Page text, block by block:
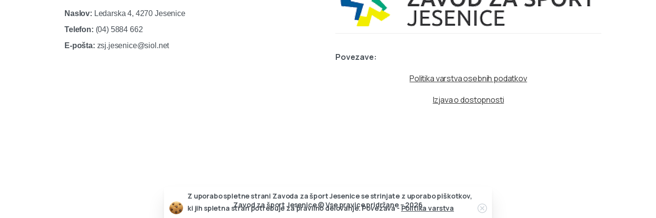
Naslov: Ledarska 4, 4270 Jesenice
Telefon: (04) 5884 662
E-pošta: zsj.jesenice@siol.net
Povezave:
Politika varstva osebnih podatkov
Izjava o dostopnosti
Zavod za šport Jesenice © Vse pravice pridržane – 2026
Z uporabo spletne strani Zavoda za šport Jesenice se strinjate z uporabo piškotkov,
ki jih spletna stran potrebuje za pravilno delovanje. Povezava -Politika varstva
Zapri